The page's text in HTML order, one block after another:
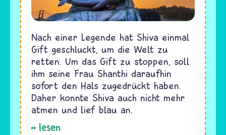
Nach einer Legende hat Shiva einmal
Gift geschluckt, um die Welt zu
retten. Um das Gift zu stoppen, soll
ihm seine Frau Shanthi daraufhin
sofort den Hals zugedrückt haben.
Daher konnte Shiva auch nicht mehr
atmen und lief blau an.
lesen